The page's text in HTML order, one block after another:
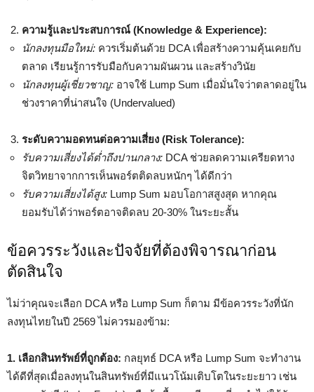
ความรู้และประสบการณ์ (Knowledge & Experience):
นักลงทุนมือใหม่: ควรเริ่มต้นด้วย DCA เพื่อสร้างความคุ้นเคยกับ
ตลาด เรียนรู้การรับมือกับความผันผวน และสร้างวินัย
นักลงทุนผู้เชี่ยวชาญ: อาจใช้ Lump Sum เมื่อมั่นใจว่าตลาดอยู่ใน
ช่วงราคาที่น่าสนใจ (Undervalued)
ระดับความอดทนต่อความเสี่ยง (Risk Tolerance):
รับความเสี่ยงได้ต่ำถึงปานกลาง: DCA ช่วยลดความเครียดทาง
จิตวิทยาจากการเห็นพอร์ตติดลบหนักๆ ได้ดีกว่า
รับความเสี่ยงได้สูง: Lump Sum มอบโอกาสสูงสุด หากคุณ
ยอมรับได้ว่าพอร์ตอาจติดลบ 20-30% ในระยะสั้น
ข้อควรระวังและปัจจัยที่ต้องพิจารณาก่อน
ตัดสินใจ
ไม่ว่าคุณจะเลือก DCA หรือ Lump Sum ก็ตาม มีข้อควรระวังที่นัก
ลงทุนไทยในปี 2569 ไม่ควรมองข้าม:
1. เลือกสินทรัพย์ที่ถูกต้อง: กลยุทธ์ DCA หรือ Lump Sum จะทำงาน
ได้ดีที่สุดเมื่อลงทุนในสินทรัพย์ที่มีแนวโน้มเติบโตในระยะยาว เช่น